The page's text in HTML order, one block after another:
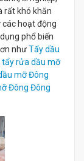
rất khó khăn
hoạt động
phổ biến
nhưTẩy dầu
tẩy rửa dầu mỡ
mỡ Đông
Đông Đông